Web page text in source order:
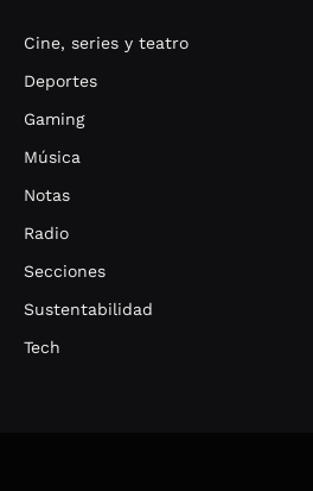
Cine, series y teatro
Deportes
Gaming
Música
Notas
Radio
Secciones
Sustentabilidad
Tech